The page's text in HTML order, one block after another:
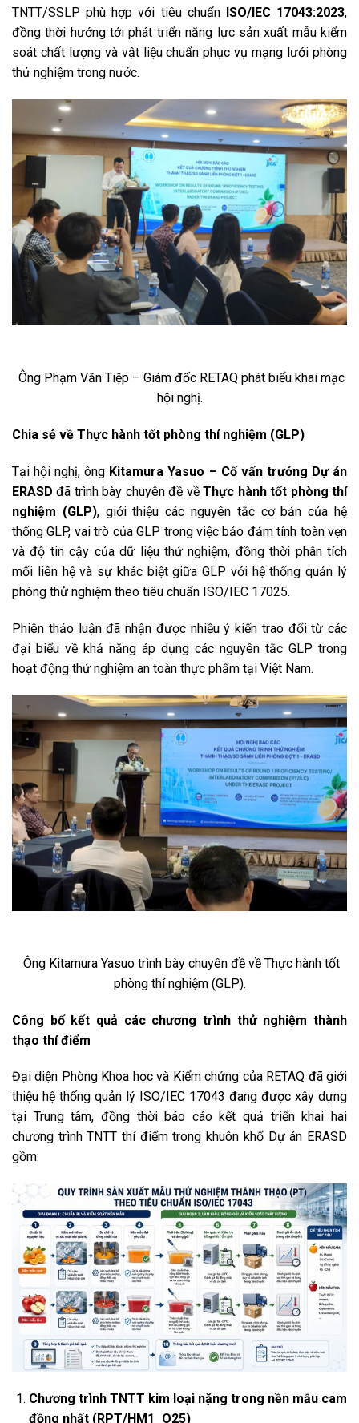
TNTT/SSLP phù hợp với tiêu chuẩn ISO/IEC 17043:2023,
đồng thời hướng tới phát triển năng lực sản xuất mẫu kiểm
soát chất lượng và vật liệu chuẩn phục vụ mạng lưới phòng
thử nghiệm trong nước.
Ông Phạm Văn Tiệp – Giám đốc RETAQ phát biểu khai mạc
hội nghị.
Chia sẻ về Thực hành tốt phòng thí nghiệm (GLP)
Tại hội nghị, ông Kitamura Yasuo – Cố vấn trưởng Dự án
ERASD đã trình bày chuyên đề vềThực hành tốt phòng thí
nghiệm (GLP), giới thiệu các nguyên tắc cơ bản của hệ
thống GLP, vai trò của GLP trong việc bảo đảm tính toàn vẹn
và độ tin cậy của dữ liệu thử nghiệm, đồng thời phân tích
mối liên hệ và sự khác biệt giữa GLP với hệ thống quản lý
phòng thử nghiệm theo tiêu chuẩn ISO/IEC 17025.
Phiên thảo luận đã nhận được nhiều ý kiến trao đổi từ các
đại biểu về khả năng áp dụng các nguyên tắc GLP trong
hoạt động thử nghiệm an toàn thực phẩm tại Việt Nam.
Ông Kitamura Yasuo trình bày chuyên đề về Thực hành tốt
phòng thí nghiệm (GLP).
Công bố kết quả các chương trình thử nghiệm thành
thạo thí điểm
Đại diện Phòng Khoa học và Kiểm chứng của RETAQ đã giới
thiệu hệ thống quản lý ISO/IEC 17043 đang được xây dựng
tại Trung tâm, đồng thời báo cáo kết quả triển khai hai
chương trình TNTT thí điểm trong khuôn khổ Dự án ERASD
gồm:
Chương trình TNTT kim loại nặng trong nền mẫu cam
đồng nhất (RPT/HM1_O25)